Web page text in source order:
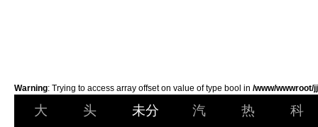
Warning: Trying to access array offset on value of type bool in /www/wwwroot/
大
头
未分
汽
热
科